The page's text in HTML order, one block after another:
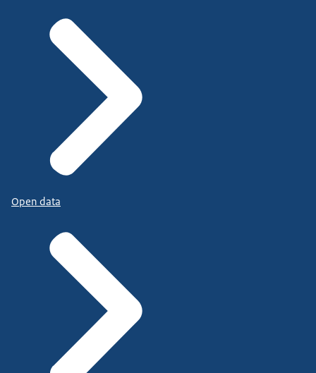
Open data